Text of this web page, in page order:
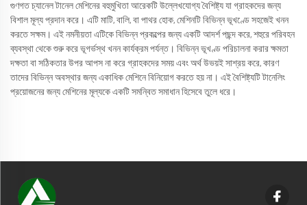
গুণগত চ্যানেল টানেল মেশিনের বহুমুখিতা আরেকটি উল্লেখযোগ্য বৈশিষ্ট্য যা গ্রাহকদের জন্য
বিশাল মূল্য প্রদান করে। এটি মাটি, বালি, বা পাথর হোক, মেশিনটি বিভিন্ন ভূখণ্ডে সহজেই খনন
করতে সক্ষম। এই নমনীয়তা এটিকে বিভিন্ন প্রকল্পের জন্য একটি আদর্শ পছন্দ করে, শহুরে পরিবহন
ব্যবস্থা থেকে শুরু করে ভূগর্ভস্থ খনন কার্যক্রম পর্যন্ত। বিভিন্ন ভূখণ্ড পরিচালনা করার ক্ষমতা
দক্ষতা বা সঠিকতার উপর আপস না করে গ্রাহকদের সময় এবং অর্থ উভয়ই সাশ্রয় করে, কারণ
তাদের বিভিন্ন অবস্থার জন্য একাধিক মেশিনে বিনিয়োগ করতে হয় না। এই বৈশিষ্ট্যটি টানেলিং
প্রয়োজনের জন্য মেশিনের মূল্যকে একটি সমন্বিত সমাধান হিসেবে তুলে ধরে।